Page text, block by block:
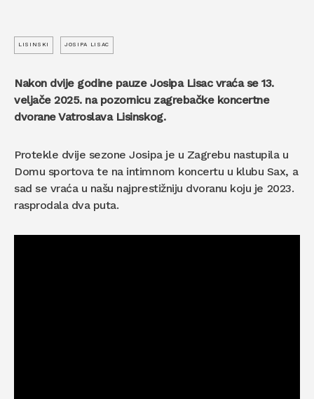
LISINSKI JOSIPA LISAC
Nakon dvije godine pauze Josipa Lisac vraća se 13.
veljače 2025. na pozornicu zagrebačke koncertne
dvorane Vatroslava Lisinskog.
Protekle dvije sezone Josipa je u Zagrebu nastupila u
Domu sportova te na intimnom koncertu u klubu Sax, a
sad se vraća u našu najprestižniju dvoranu koju je 2023.
rasprodala dva puta.